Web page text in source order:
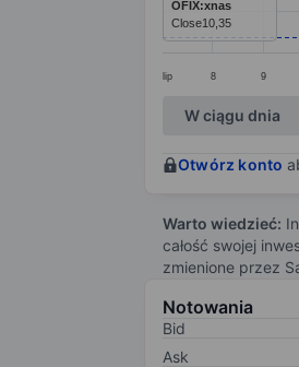
lip 8 9
OFIX:xnas
Close10,35
End of
W ciągu dnia
Otwórz konto
Warto wiedzieć:
całość swojej
zmienione przez
Notowania
Bid
Ask